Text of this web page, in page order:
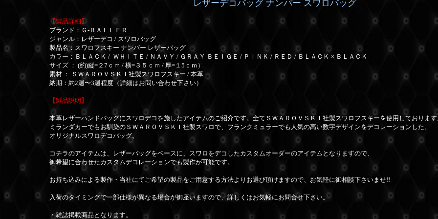
レザーデコバッグ ナンバー スワロバッグ
【製品詳細】
ブランド：Ｇ-ＢＡＬＬＥＲ
ジャンル：レザーデコ / スワロバッグ
製品名：スワロフスキー ナンバー レザーバッグ
カラー：ＢＬＡＣＫ / ＷＨＩＴＥ / ＮＡＶＹ / ＧＲＡＹ ＢＥＩＧＥ / ＰＩＮＫ / ＲＥＤ / ＢＬＡＣＫ × ＢＬＡＣＫ
サイズ ： (約)縦=２7ｃｍ / 横=３５ｃｍ / 厚=１5ｃｍ）
素材 ： ＳＷＡＲＯＶＳＫＩ社製スワロフスキー / 本革
納期：約2週〜3週程度（詳細はお問い合わせ下さい）
【製品説明】
本革レザーハンドバッグにスワロデコを施したアイテムのご紹介です。全てＳＷＡＲＯＶＳＫＩ社製スワロフスキーを使用しておりま
ミランダカーでもお馴染のＳＷＡＲＯＶＳＫＩ社製スワロで、フランクミュラーでも人気の高い数字デザインをデコレーションした、
オリジナルスワロデコバッグ。
コチラのアイテムは、レザーバッグをベースに、スワロをデコしたカスタムオーダーのアイテムとなりますので、
御希望に合わせたカスタムデコレーションでも製作が可能です。
お持ち込みによる製作・当社にてご希望の製品をご用意する方法よりお選び頂けますので、お気軽に御相談下さいませ!!
入荷のタイミングで一部仕様が異なる場合が御座いますので、詳しくはお気軽にお問合せ下さい。
・雑誌掲載商品となります。